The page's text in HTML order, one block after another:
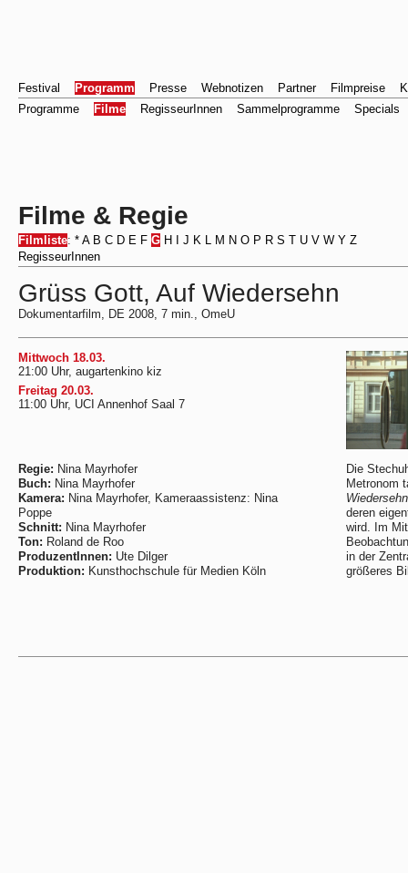
Festival Programm Presse Webnotizen Partner Filmpreise
Programme
Filme RegisseurInnen Sammelprogramme Specials
Filme & Regie
Filmliste: * A B C D E F G H J K L M N O P R S T U V W Y Z
RegisseurInnen
Grüss Gott, Auf Wiedersehn
Dokumentarfilm, DE 2008, 7 min., OmeU
Mittwoch 18.03.
21:00 Uhr, augartenkino kiz
Freitag 20.03.
11:00 Uhr, UCI Annenhof Saal 7
Regie: Nina Mayrhofer
Buch: Nina Mayrhofer
Kamera: Nina Mayrhofer, Kameraassistenz: Nina
Poppe
Schnitt: Nina Mayrhofer
Ton: Roland de Roo
ProduzentInnen: Ute Dilger
Produktion: Kunsthochschule für Medien Köln
Die
Metronom
Wiedersehn
deren
wird. Im
in der
größeres